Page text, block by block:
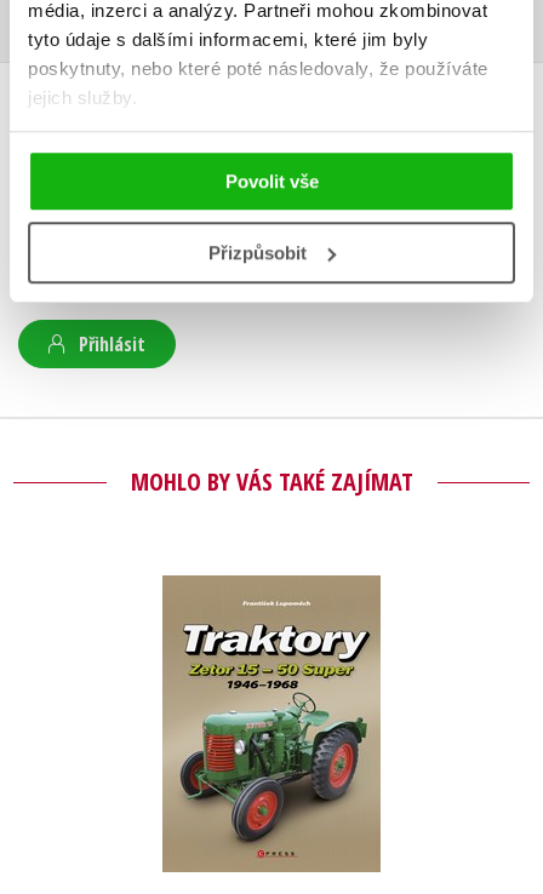
média, inzerci a analýzy. Partneři mohou zkombinovat
tyto údaje s dalšími informacemi, které jim byly
poskytnuty, nebo které poté následovaly, že používáte
jejich služby.
Povolit vše
Přizpůsobit
HODNOCENÍ ČTENÁŘŮ
V současné době nejsou vytvořena žádná uživatelská hodnocení.
Uživatelskou recenzi mohou vkládat pouze registrovaní uživatelé
Přihlásit
MOHLO BY VÁS TAKÉ ZAJÍMAT
Traktory Zetor 15 -
Zetor 50 Super
František Lupoměch
Do košíku
399 Kč